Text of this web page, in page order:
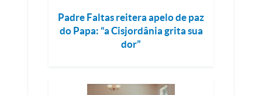
Padre Faltas reitera apelo de paz
do Papa: “a Cisjordânia grita sua
dor”